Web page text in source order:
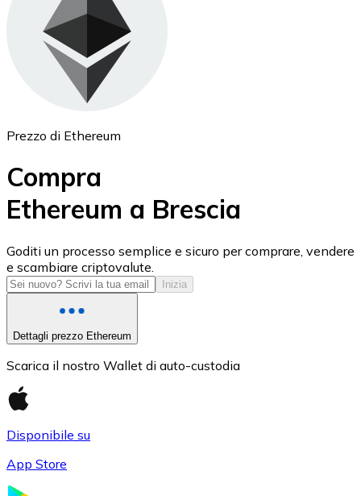
Ethereum
ETH
USD Coin
USDC
Prezzo di Ethereum
Compra
Ethereum a Brescia
Goditi un processo semplice e sicuro per comprare, vendere
e scambiare criptovalute.
Inizia
Dettagli prezzo Ethereum
Scarica il nostro Wallet di auto-custodia
Disponibile su
App Store